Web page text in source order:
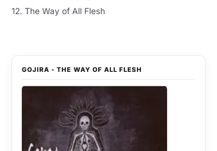
12. The Way of All Flesh
GOJIRA - THE WAY OF ALL FLESH